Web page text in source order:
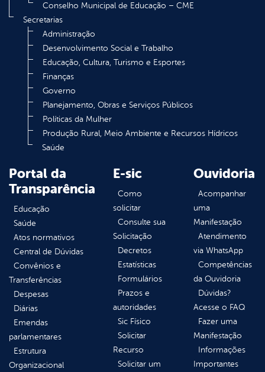
Conselho Municipal de Educação – CME
Secretarias
Administração
Desenvolvimento Social e Trabalho
Educação, Cultura, Turismo e Esportes
Finanças
Governo
Planejamento, Obras e Serviços Públicos
Políticas da Mulher
Produção Rural, Meio Ambiente e Recursos Hídricos
Saúde
Portal da
Transparência
Educação
Saúde
Atos normativos
Central de Dúvidas
Convênios e
Transferências
Despesas
Diárias
Emendas
parlamentares
Estrutura
Organizacional
E-sic
Como
solicitar
Consulte sua
Solicitação
Decretos
Estatísticas
Formulários
Prazos e
autoridades
Sic Físico
Solicitar
Recurso
Solicitar um
Ouvidoria
Acompanhar
uma
Manifestação
Atendimento
via WhatsApp
Competências
da Ouvidoria
Dúvidas?
Acesse o FAQ
Fazer uma
Manifestação
Informações
Importantes